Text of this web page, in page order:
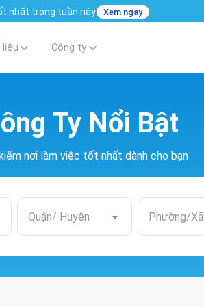
nhất trong tuần này Xem ngay
liệu Công ty
Ty Nổi Bật
nơi làm việc tốt nhất dành cho bạn
Quận/ Huyện Phường/Xã